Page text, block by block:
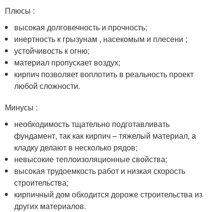
Плюсы :
высокая долговечность и прочность;
инертность к грызунам , насекомым и плесени ;
устойчивость к огню;
материал пропускает воздух;
кирпич позволяет воплотить в реальность проект
любой сложности.
Минусы :
необходимость тщательно подготавливать
фундамент, так как кирпич – тяжелый материал, а
кладку делают в несколько рядов;
невысокие теплоизоляционные свойства;
высокая трудоемкость работ и низкая скорость
строительства;
кирпичный дом обходится дороже строительства из
других материалов.